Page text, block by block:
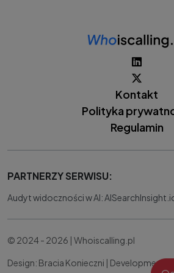
Kontakt
Polityka
Regulamin
PARTNERZY SERWISU:
Audyt widoczności w AI:
© 2024 - 2026 | Whoiscalling.pl
Design: Bracia Konieczni | Development: